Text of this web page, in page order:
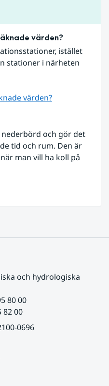
värden?
istället
stationer i närheten
värden?
och gör det
tid och rum. Den är
man vill ha koll på
och hydrologiska
80 00
82 00
0696